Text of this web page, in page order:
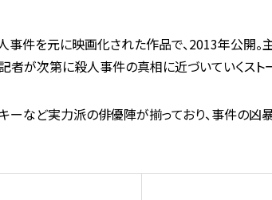
事件を元に映画化された作品で、2013年公開。
者が次第に殺人事件の真相に近づいていくスト
ーなど実力派の俳優陣が揃っており、事件の凶